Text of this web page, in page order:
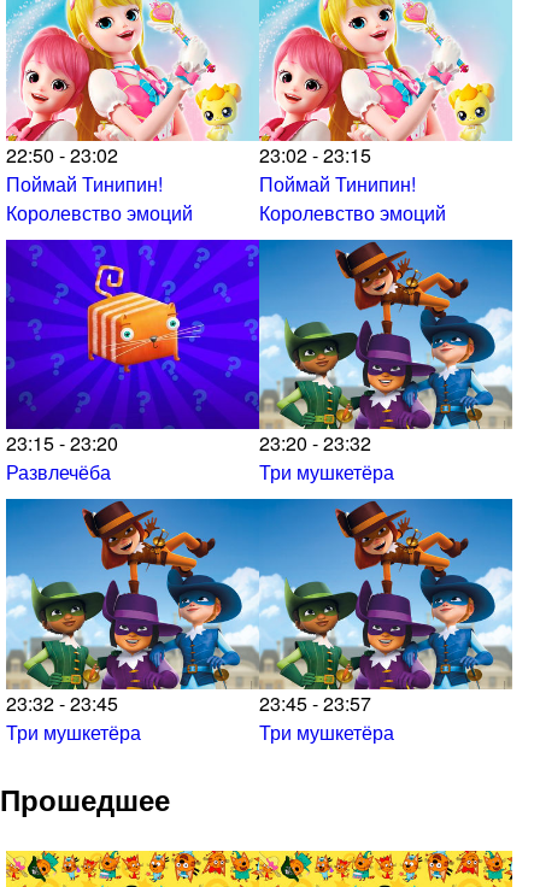
22:50 - 23:02
Поймай Тинипин!
Королевство эмоций
23:02 - 23:15
Поймай Тинипин!
Королевство эмоций
23:15 - 23:20
Развлечёба
23:20 - 23:32
Три мушкетёра
23:32 - 23:45
Три мушкетёра
23:45 - 23:57
Три мушкетёра
Прошедшее